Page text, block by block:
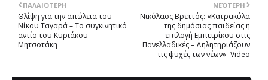
ΝΕΌΤΕΡΗ
Nικόλαος Bρεττός: «Kατρακύλα
της δημόσιας παιδείας η
επιλογή Εμπειρίκου στις
Πανελλαδικές – Δηλητηριάζουν
τις ψυχές των νέων» -Video
ΠΑΛΑΙΌΤΕΡΗ
Θλίψη για την απώλεια του
Νίκου Ταγαρά – Tο συγκινητικό
αντίο του Kυριάκου
Mητσοτάκη